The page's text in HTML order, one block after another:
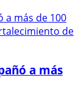
a más